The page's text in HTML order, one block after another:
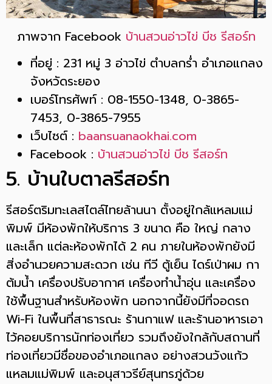
ภาพจาก Facebook บ้านสวนอ่าวไข่ บีช รีสอร์ท
ที่อยู่ : 231 หมู่ 3 อ่าวไข่ ตำบลกร่ำ อำเภอแกลง
จังหวัดระยอง
เบอร์โทรศัพท์ : 08-1550-1348, 0-3865-
7453, 0-3865-7955
เว็บไซต์ : baansuanaokhai.com
Facebook : บ้านสวนอ่าวไข่ บีช รีสอร์ท
5. บ้านใบตาลรีสอร์ท
รีสอร์ตริมทะเลสไตล์ไทยล้านนา ตั้งอยู่ใกล้แหลมแม่
พิมพ์ มีห้องพักให้บริการ 3 ขนาด คือ ใหญ่ กลาง
และเล็ก แต่ละห้องพักได้ 2 คน ภายในห้องพักยังมี
สิ่งอำนวยความสะดวก เช่น ทีวี ตู้เย็น ไดร์เป่าผม กา
ต้มน้ำ เครื่องปรับอากาศ เครื่องทำน้ำอุ่น และเครื่อง
ใช้พื้นฐานสำหรับห้องพัก นอกจากนี้ยังมีที่จอดรถ
Wi-Fi ในพื้นที่สาธารณะ ร้านกาแฟ และร้านอาหารเอา
ไว้คอยบริการนักท่องเที่ยว รวมถึงยังใกล้กับสถานที่
ท่องเที่ยวมีชื่อของอำเภอแกลง อย่างสวนวังแก้ว
แหลมแม่พิมพ์ และอนุสาวรีย์สุนทรภู่ด้วย